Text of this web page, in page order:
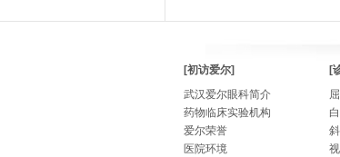
[初访爱尔]
武汉爱尔眼科简介
药物临床实验机构
爱尔荣誉
医院环境
[